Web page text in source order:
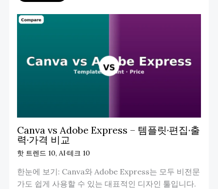
Canva vs Adobe Express – 템플릿·편집·출
력·가격 비교
핫 트렌드 10, AI·테크 10
한눈에 보기: Canva와 Adobe Express는 모두 비전문
가도 쉽게 사용할 수 있는 대표적인 디자인 툴입니다.